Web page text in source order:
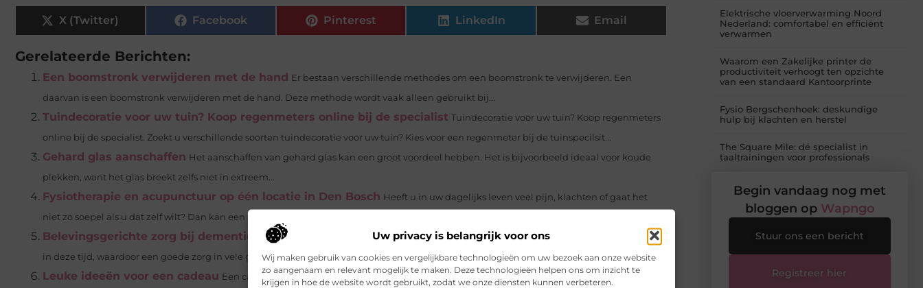
Uw privacy is belangrijk voor ons
Wij maken gebruik van cookies en vergelijkbare technologieën om uw bezoek aan onze website
zo aangenaam en relevant mogelijk te maken. Deze technologieën helpen ons om inzicht te
krijgen in hoe de website wordt gebruikt, zodat we onze diensten kunnen verbeteren.
X (Twitter) Facebook Pinterest LinkedIn Email
Gerelateerde Berichten:
Een boomstronk verwijderen met de hand Er bestaan verschillende methodes om een boomstronk te verwijderen. Een
daarvan is een boomstronk verwijderen met de hand. Deze methode wordt vaak alleen gebruikt bij...
Tuindecoratie voor uw tuin? Koop regenmeters online bij de specialist Tuindecoratie voor uw tuin? Koop regenmeters
online bij de specialist. Zoekt u verschillende soorten tuindecoratie voor uw tuin? Kies voor een regenmeter bij de tuinspecilsit...
Gehard glas aanschaffen Het aanschaffen van gehard glas kan een groot voordeel hebben. Het is bijvoorbeeld ideaal voor koude
plekken, want het glas breekt zelfs niet in extreem...
Fysiotherapie en acupunctuur op één locatie in Den Bosch Heeft u in uw dagelijks leven veel pijn, klachten of gaat het
niet zo soepel als u dat zelf wilt? Dan kan een behandeling bij...
Belevingsgerichte zorg bij dementie is de meest persoonlijke aanpak Helaas is dementie een veelvoorkomende ziekte
in deze tijd, waardoor een goede zorg in vele gevallen noodzakelijk is. Met belevingsgerichte zorg bij dementie wordt er...
Leuke ideeën voor een cadeau Een cadeau voor hem is erg lastig om te kiezen. Toch zijn er genoeg leuke dingen om te geven,
Elektrische vloerverwarming Noord
Nederland: comfortabel en efficiënt
verwarmen
Waarom een Zakelijke printer de
productiviteit verhoogt ten opzichte
van een standaard Kantoorprinte
Fysio Bergschenhoek: deskundige
hulp bij klachten en herstel
The Square Mile: dé specialist in
taaltrainingen voor professionals
Begin vandaag nog met
bloggen op Wapngo
Stuur ons een bericht
Registreer hier